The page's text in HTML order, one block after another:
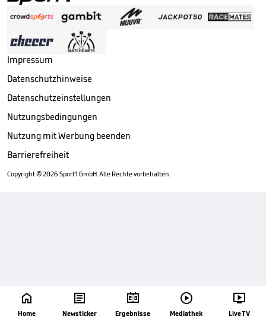

Home

Newsticker

Ergebnisse

Mediathek

Live TV
Impressum
Datenschutzhinweise
Datenschutzeinstellungen
Nutzungsbedingungen
Nutzung mit Werbung beenden
Barrierefreiheit
Copyright ©2026 Sport1 GmbH. Alle Rechte vorbehalten.